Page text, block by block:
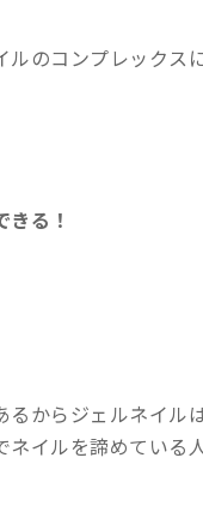
のコンプレックス
る！
からジェルネイル
イルを諦めている